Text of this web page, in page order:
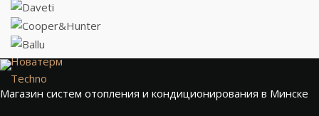
Новатерм
Techno
Магазин систем отопления и кондиционирования в Минске